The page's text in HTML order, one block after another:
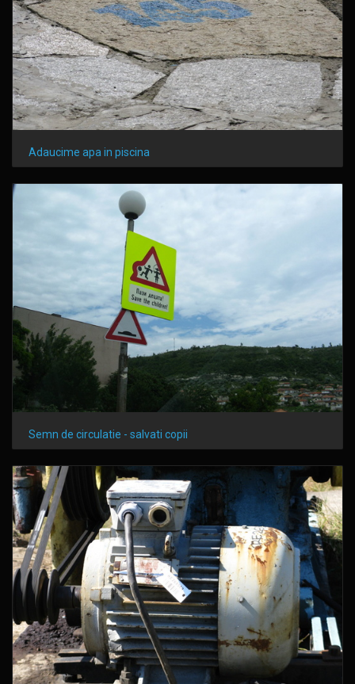
Adaucime apa in piscina
Semn de circulatie - salvati copii